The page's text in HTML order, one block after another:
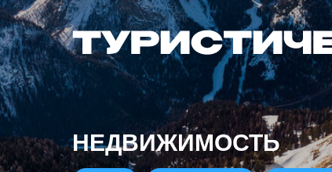
НЕДВИЖИМОСТЬ